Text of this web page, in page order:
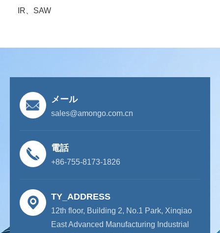
IR、SAW
メール
sales@amongo.com.cn
電話
+86-755-8173-1826
TY_ADDRESS
12th floor, Building 2, No.1 Park, Xinqiao
East Advanced Manufacturing Industrial